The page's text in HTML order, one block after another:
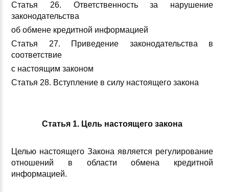
Статья 26. Ответственность за нарушение
законодательства
об обмене кредитной информацией
Статья 27. Приведение законодательства в
соответствие
с настоящим законом
Статья 28. Вступление в силу настоящего закона
Статья 1. Цель настоящего закона
Целью настоящего Закона является регулирование
отношений в области обмена кредитной
информацией.